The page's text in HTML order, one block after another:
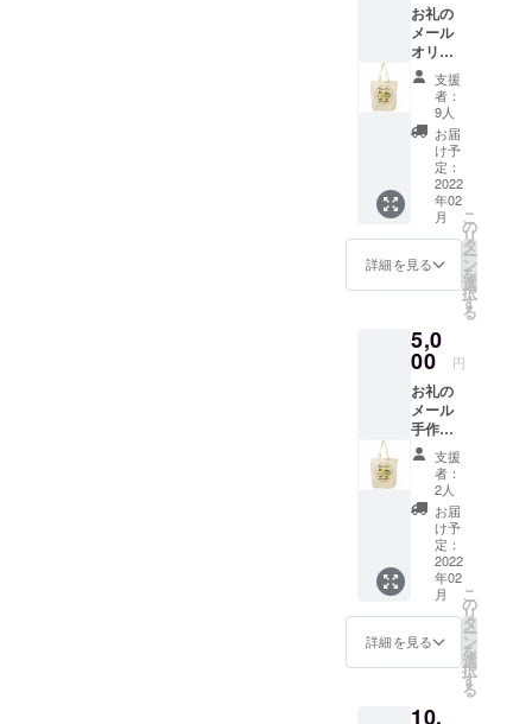
お礼の
メール
オリジ
ナル
トート
バック
（A 4サ
イズが
入るサ
イズの
縦型不
織布
トート
で
す。）
支援
者：
9人
お届
け予
定：
2022
年02
月
詳細を見る
こ
の
リ
タ
ー
ン
を
選
択
す
る
5,0
00 円
お礼の
メール
手作り
スクー
ルバッ
ク サイ
ズ：横
42セン
チ 28
センチ
※数セン
チの誤
差はあ
りま
す。 柄
は選べ
ん。 オ
支援
者：
2人
お届
け予
定：
2022
年02
月
詳細を見る
こ
の
リ
タ
ー
ン
を
選
択
す
る
10,